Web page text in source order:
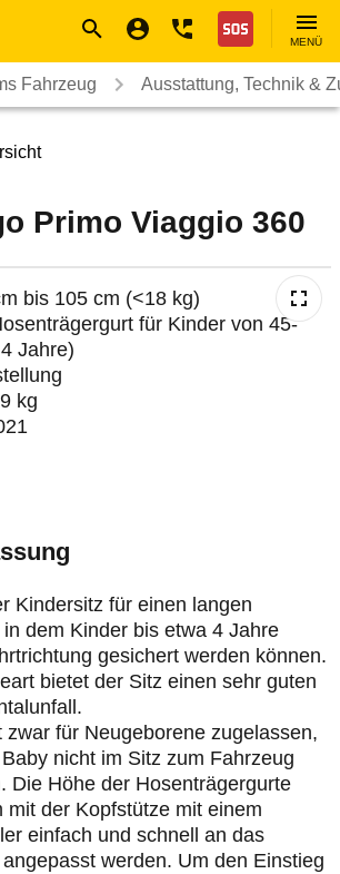
Nothilfe
MENÜ
Fahrzeug Ausstattung, Technik &
Primo Viaggio 360
bis 105 cm (<18 kg)
für Kinder von 45-
Jahre)
kg
Kindersitz für einen langen
dem Kinder bis etwa 4 Jahre
gesichert werden können.
bietet der Sitz einen sehr guten
zwar für Neugeborene zugelassen,
nicht im Sitz zum Fahrzeug
Die Höhe der Hosenträgergurte
mit der Kopfstütze mit einem
einfach und schnell an das
werden. Um den Einstieg